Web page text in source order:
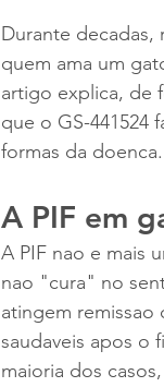
Durante decadas,
quem ama um
artigo explica, de
que o GS-441524
formas da doenca.
A PIF em
A PIF nao e mais
nao "cura" no
atingem remissao
saudaveis apos o
maioria dos